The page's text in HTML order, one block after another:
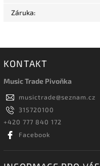
Záruka:
KONTAKT
Music Trade Pivoňka
musictrade@seznam.cz
315720100
+420 777 840 172
Facebook